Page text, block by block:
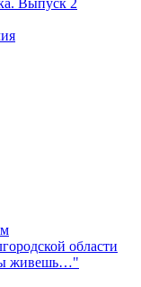
области
живешь…"